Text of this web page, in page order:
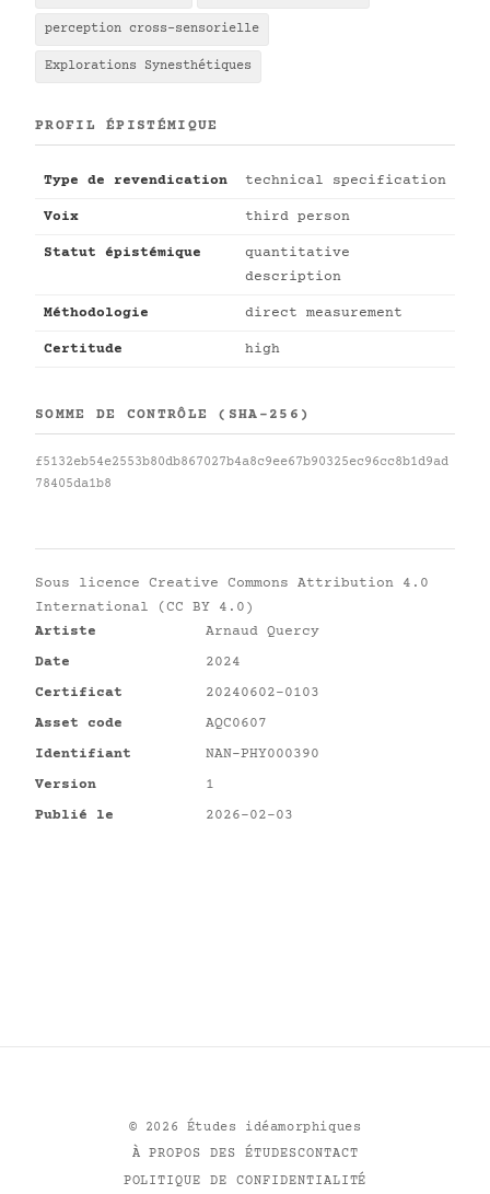
perception cross-sensorielle
Explorations Synesthétiques
PROFIL ÉPISTÉMIQUE
Type de revendication technical specification
Voix third person
Statut épistémique
quantitative
description
Méthodologie direct measurement
Certitude high
SOMME DE CONTRÔLE (SHA-256)
f5132eb54e2553b80db867027b4a8c9ee67b90325ec96cc8b1d9ad
78405da1b8
Sous licence Creative Commons Attribution 4.0
International (CC BY 4.0)
Artiste
Arnaud Quercy
Date
2024
Certificat
20240602-0103
Asset code
AQC0607
Identifiant
NAN-PHY000390
Version
1
Publié le
2026-02-03
© 2026 Études idéamorphiques
À PROPOS DES ÉTUDESCONTACT
POLITIQUE DE CONFIDENTIALITÉ